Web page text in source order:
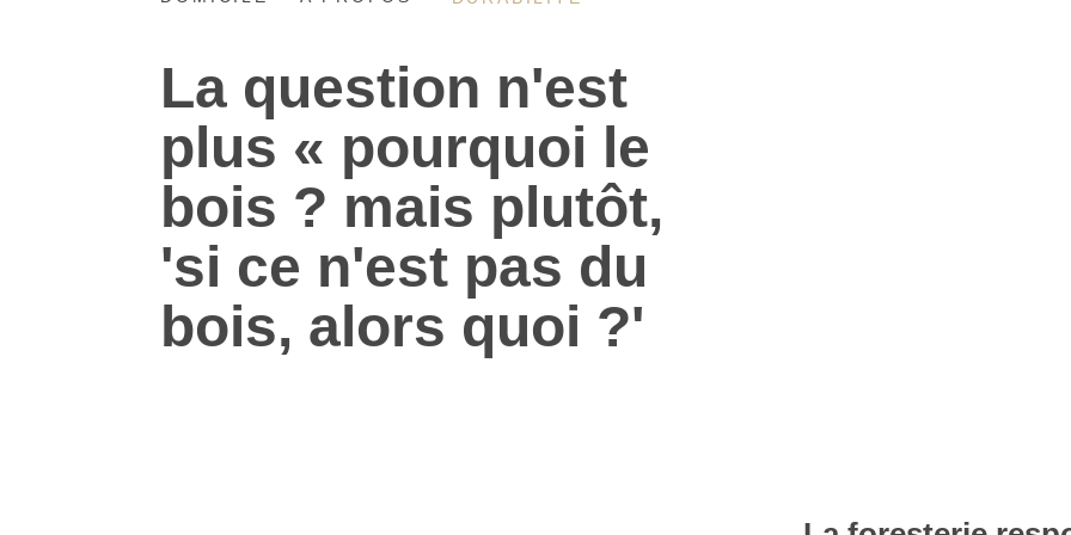
La question n'est
plus « pourquoi le
bois ? mais plutôt,
'si ce n'est pas du
bois, alors quoi ?'